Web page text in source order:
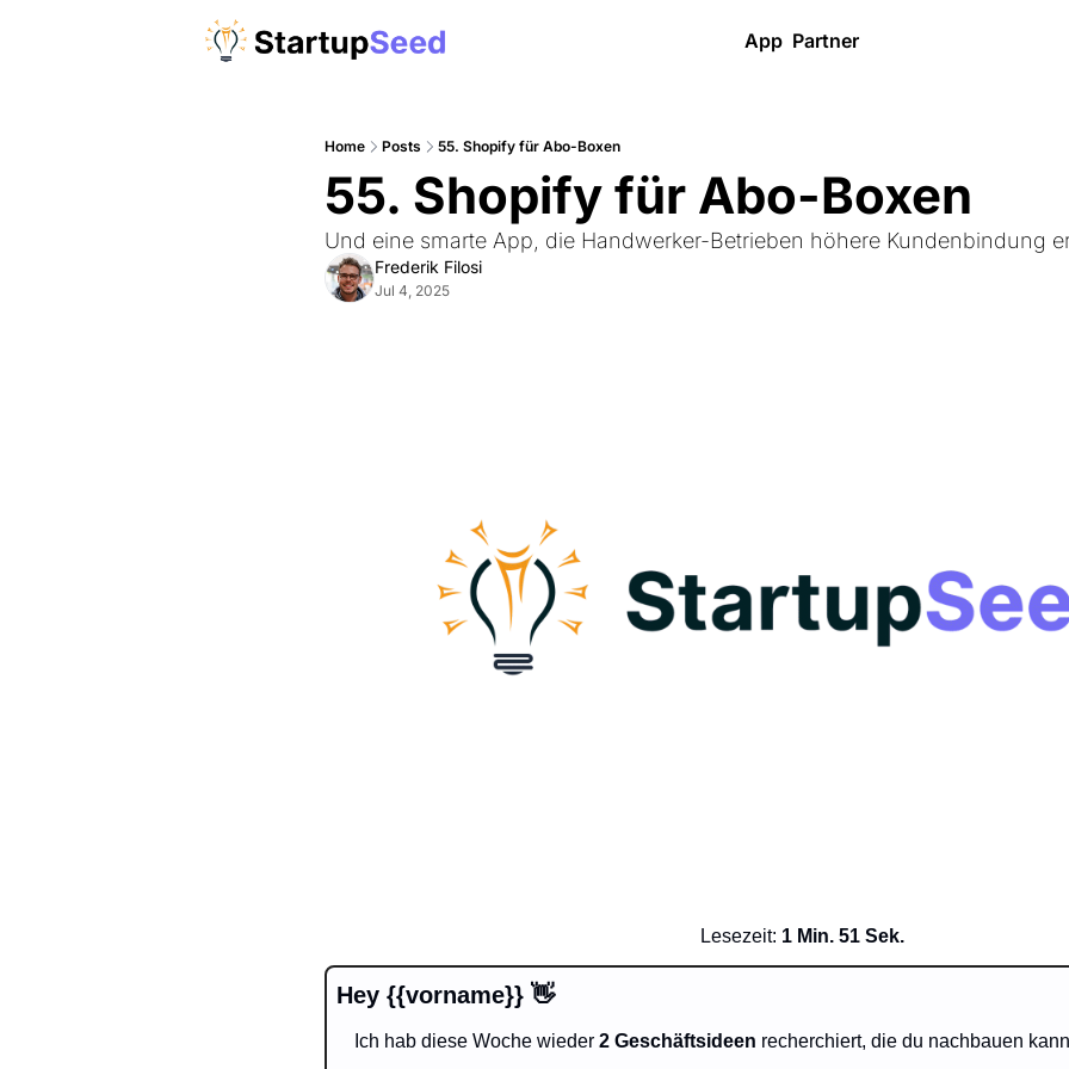
App Partner
Home Posts 55. Shopify für Abo-Boxen
55. Shopify für Abo-Boxen
Und eine smarte App, die Handwerker-Betrieben höhere Kundenbindung
Frederik Filosi
Jul 4, 2025
Lesezeit: 1 Min. 51 Sek.
Hey {{vorname}} 👋
Ich hab diese Woche wieder 2 Geschäftsideen recherchiert, die du nachbauen